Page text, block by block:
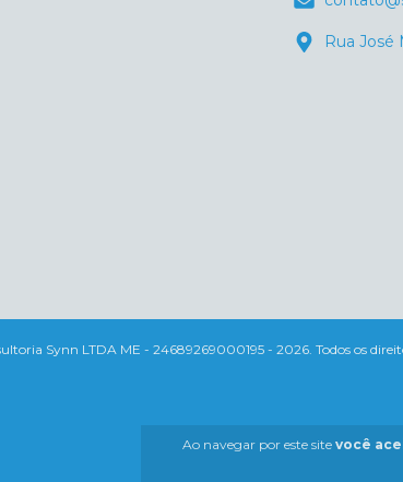
Ao navegar por este site você
Rua José
Synn LTDA ME - 24689269000195 - 2026. Todos os